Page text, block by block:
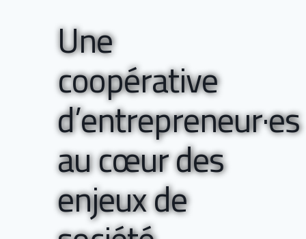
Une
coopérative
d’entrepreneur·es
au cœur des
enjeux de